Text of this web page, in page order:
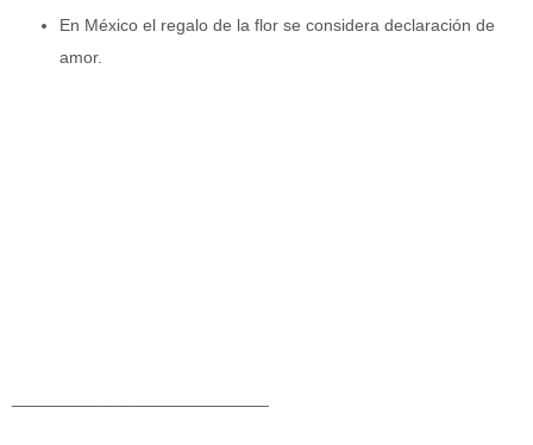
En México el regalo de la flor se considera declaración de
amor.